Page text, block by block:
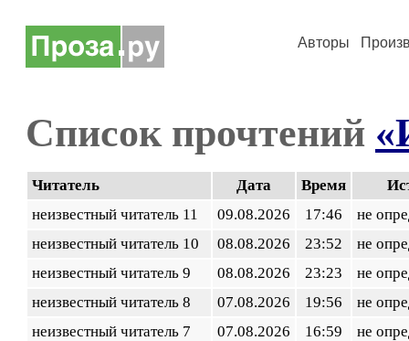
Авторы
Список прочтений
Читатель Дата Время
неизвестный читатель 11
09.08.2026 17:46
не
неизвестный читатель 10
08.08.2026 23:52
не
неизвестный читатель 9
08.08.2026 23:23
не
неизвестный читатель 8
07.08.2026 19:56
не
неизвестный читатель 7
07.08.2026 16:59
не